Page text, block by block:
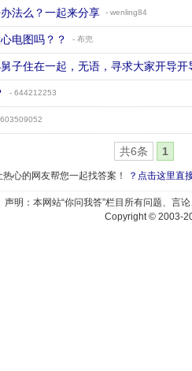
法么？一起来分享 - wenling84
电图吗？？ - 布兜
子住在一起，无语，寻求大家开导开
- 644212253
共6条 1
心的网友帮您一起找答案！ ？点击这里直
声明：本网站“你问我答”栏目所有问题、言
Copyright © 2003-